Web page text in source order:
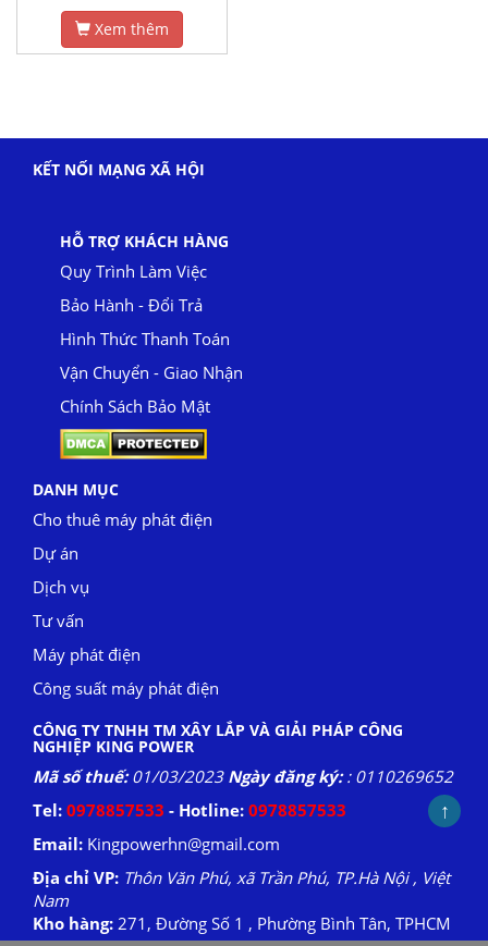
Xem thêm
KẾT NỐI MẠNG XÃ HỘI
HỖ TRỢ KHÁCH HÀNG
Quy Trình Làm Việc
Bảo Hành - Đổi Trả
Hình Thức Thanh Toán
Vận Chuyển - Giao Nhận
Chính Sách Bảo Mật
DANH MỤC
Cho thuê máy phát điện
Dự án
Dịch vụ
Tư vấn
Máy phát điện
Công suất máy phát điện
CÔNG TY TNHH TM XÂY LẮP VÀ GIẢI PHÁP CÔNG
NGHIỆP KING POWER
Mã số thuế:01/03/2023Ngày đăng ký:: 0110269652
Tel: 0978857533 - Hotline: 0978857533
Email: Kingpowerhn@gmail.com
Địa chỉ VP: Thôn Văn Phú, xã Trần Phú, TP.Hà Nội , Việt
Nam
Kho hàng: 271, Đường Số 1 , Phường Bình Tân, TPHCM
↑